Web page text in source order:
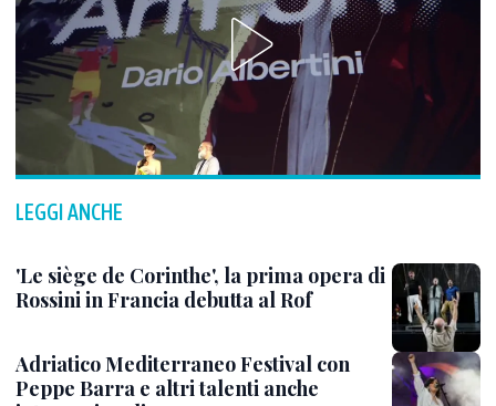
LEGGI ANCHE
'Le siège de Corinthe', la prima opera di
Rossini in Francia debutta al Rof
Adriatico Mediterraneo Festival con
Peppe Barra e altri talenti anche